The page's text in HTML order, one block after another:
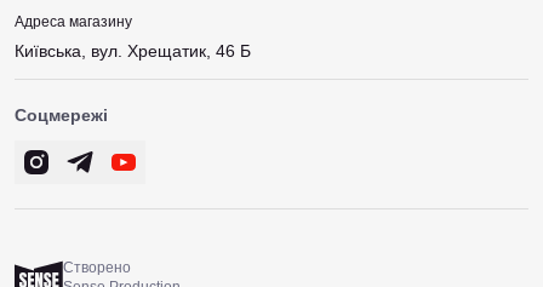
Адреса магазину
Київська, вул. Хрещатик, 46 Б
Соцмережі
Створено